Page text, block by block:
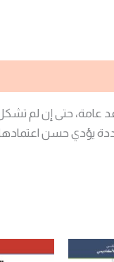
عامة، حتى إن لم تشكل
يؤدي حسن